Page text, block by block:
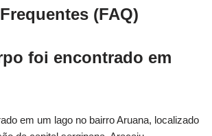
(FAQ)
foi encontrado em
em um lago no bairro Aruana, localizado